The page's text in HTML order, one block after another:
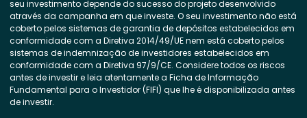
seu investimento depende do sucesso do projeto desenvolvido
através da campanha em que investe. O seu investimento não está
coberto pelos sistemas de garantia de depósitos estabelecidos em
conformidade com a Diretiva 2014/49/UE nem está coberto pelos
sistemas de indemnização de investidores estabelecidos em
conformidade com a Diretiva 97/9/CE. Considere todos os riscos
antes de investir e leia atentamente a Ficha de Informação
Fundamental para o Investidor (FIFI) que lhe é disponibilizada antes
de investir.